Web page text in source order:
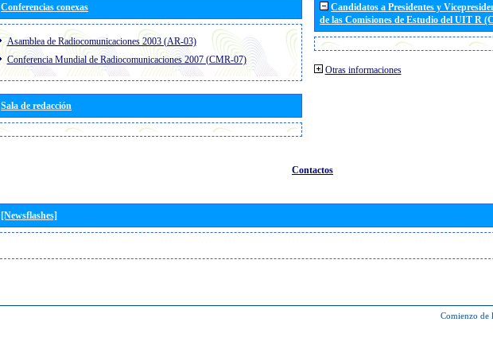
Conferencias conexas
Asamblea de Radiocomunicaciones 2003 (AR-03)
Conferencia Mundial de Radiocomunicaciones 2007 (CMR-07)
Sala de redacción
Candidatos a Presidentes y
de las Comisiones de Estudio del UIT R
Otras informaciones
Contactos
[Newsflashes]
Comienzo de